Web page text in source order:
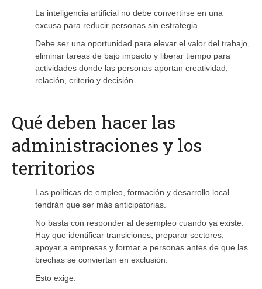
La inteligencia artificial no debe convertirse en una
excusa para reducir personas sin estrategia.
Debe ser una oportunidad para elevar el valor del trabajo,
eliminar tareas de bajo impacto y liberar tiempo para
actividades donde las personas aportan creatividad,
relación, criterio y decisión.
Qué deben hacer las
administraciones y los
territorios
Las políticas de empleo, formación y desarrollo local
tendrán que ser más anticipatorias.
No basta con responder al desempleo cuando ya existe.
Hay que identificar transiciones, preparar sectores,
apoyar a empresas y formar a personas antes de que las
brechas se conviertan en exclusión.
Esto exige: